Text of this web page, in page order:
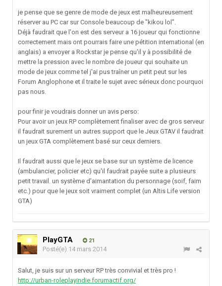
je pense que se genre de mode de jeux est malheureusement
réserver au PC car sur Console beaucoup de "kikou lol".
Déjà faudrait que l'on est des serveur a 16 joueur qui fonctionne
correctement mais ont pourrais faire une pétition international (en
anglais) a envoyer a Rockstar je pense qu'il y à possibilité de
mettre la pression avec le nombre de joueur qui souhaite un
mode de jeux comme tel j'ai pus traîner un petit peut sur les
Forum Anglophone et il traite le sujet avec sérieux donc pourquoi
pas nous.
pour finir je voudrais donner un avis perso:
Pour avoir un jeux RP complètement finaliser avec de gros serveur
il faudrait surement un autres support que le Jeux GTAV il faudrait
un jeux GTA complètement basé sur ceux derniers.
Il faudrait aussi que le jeux se base sur un système de licence
(ambulancier, policier etc) qu'il faudrait payée suite a plusieurs
petit travail. un système d’aimantation du personnage (soif, faim
etc.) pour que le jeux soit vraiment complet (un Altis Life version
GTA)
PlayGTA 21
Posté(e) 14 mars 2014
Salut, je suis sur un serveur RP très convivial et très pro !
http://urban-roleplayindie.forumactif.org/